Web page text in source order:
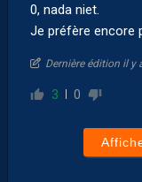
0, nada niet.
Je préfère encore
Dernière édition il y
3 0